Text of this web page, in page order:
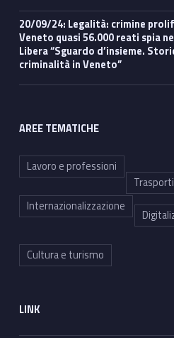
20/09/24: Legalità: crimine proliferato in pandemia, in
Veneto quasi 56.000 reati spia
Libera “Sguardo d’insieme.
criminalità in Veneto”
AREE TEMATICHE
Lavoro e professioni
Internazionalizzazione
Cultura e turismo
LINK